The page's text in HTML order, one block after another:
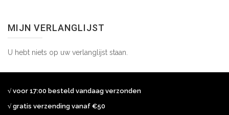
MIJN VERLANGLIJST
U hebt niets op uw verlanglijst staan.
√ voor 17:00 besteld vandaag verzonden
√ gratis verzending vanaf €50